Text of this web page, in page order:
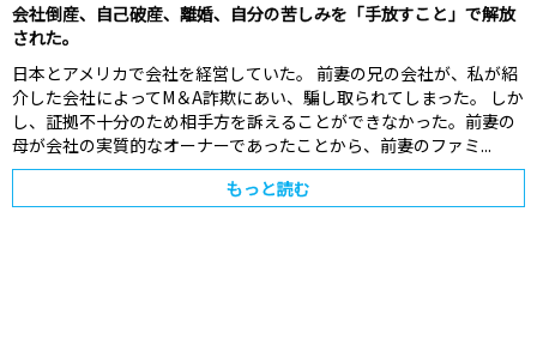
会社倒産、自己破産、離婚、自分の苦しみを「手放すこと」で解放
された。
日本とアメリカで会社を経営していた。 前妻の兄の会社が、私が紹
介した会社によってM＆A詐欺にあい、騙し取られてしまった。 しか
し、証拠不十分のため相手方を訴えることができなかった。前妻の
母が会社の実質的なオーナーであったことから、前妻のファミ...
もっと読む